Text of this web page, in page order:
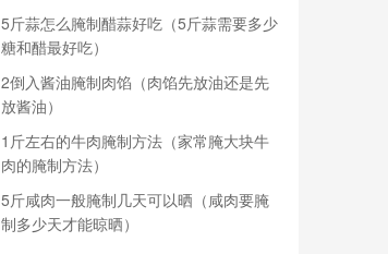
5斤蒜怎么腌制醋蒜好吃（5斤蒜需要多少
糖和醋最好吃）
2倒入酱油腌制肉馅（肉馅先放油还是先
放酱油）
1斤左右的牛肉腌制方法（家常腌大块牛
肉的腌制方法）
5斤咸肉一般腌制几天可以晒（咸肉要腌
制多少天才能晾晒）